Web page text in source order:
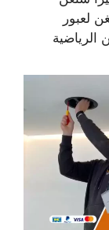
لعبور
الرياضية